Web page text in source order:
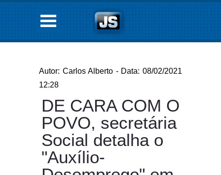
Autor: Carlos Alberto - Data: 08/02/2021
12:28
DE CARA COM O
POVO, secretária
Social detalha o
"Auxílio-